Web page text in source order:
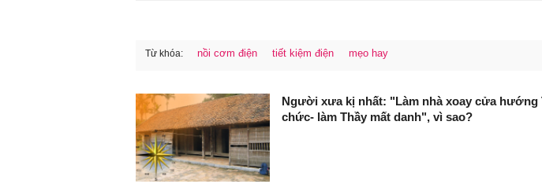
Từ khóa: nồi cơm điện tiết kiệm điện mẹo hay
Người xưa kị nhất: "Làm nhà xoay cửa hướng
chức- làm Thầy mất danh", vì sao?